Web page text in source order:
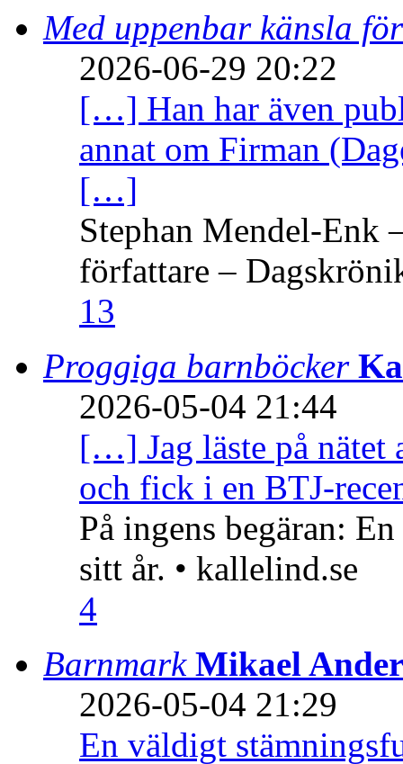
Med uppenbar känsla
2026-06-29 20:22
[…] Han har även
annat om Firman
[…]
Stephan Mendel-Enk
författare –
13
Proggiga barnböcker
2026-05-04 21:44
[…] Jag läste på nätet
och fick i en BTJ-
På ingens begäran:
sitt år. • kallelind.se
4
Barnmark Mikael
2026-05-04 21:29
En väldigt